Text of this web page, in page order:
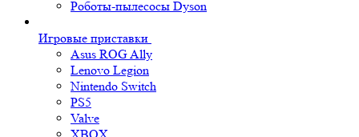
Роботы-пылесосы Dyson
Игровые приставки
Asus ROG Ally
Lenovo Legion
Nintendo Switch
PS5
Valve